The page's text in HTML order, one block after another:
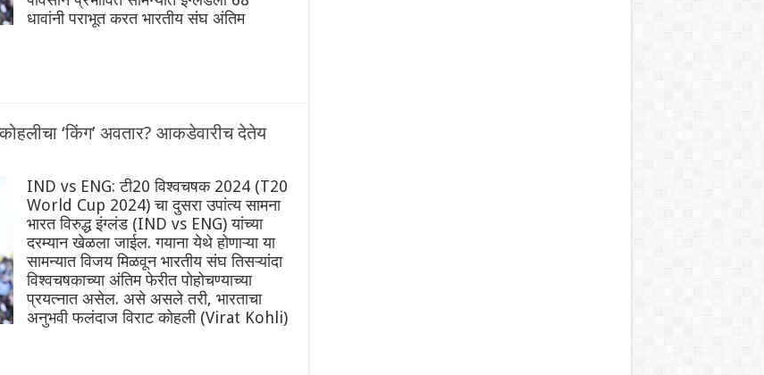
धावांनी पराभूत करत भारतीय संघ अंतिम
‘किंग’ अवतार? आकडेवारीच देतेय
IND vs ENG: टी20 विश्वचषक 2024 (T20
World Cup 2024) चा दुसरा उपांत्य सामना
भारत विरुद्ध इंग्लंड (IND vs ENG) यांच्या
दरम्यान खेळला जाईल. गयाना येथे होणाऱ्या या
सामन्यात विजय मिळवून भारतीय संघ तिसऱ्यांदा
विश्वचषकाच्या अंतिम फेरीत पोहोचण्याच्या
प्रयत्नात असेल. असे असले तरी, भारताचा
अनुभवी फलंदाज विराट कोहली (Virat Kohli)